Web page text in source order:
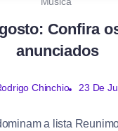
Confira
anunciados
Chinchio 23 De
a lista